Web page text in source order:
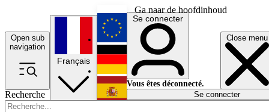
Ga naar de hoofdinhoud
Open sub
navigation
Close menu
Recherche
Français
English
Deutsch
Español
Se connecter
Vous êtes déconnecté.
Se connecter